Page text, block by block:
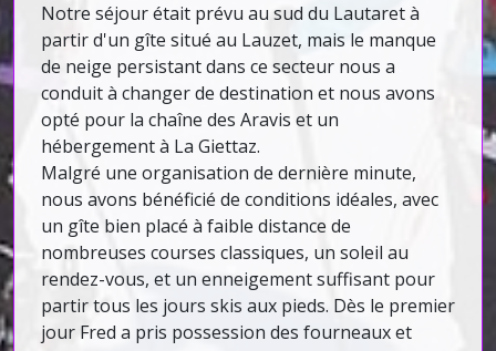
Notre séjour était prévu au sud du Lautaret à
partir d'un gîte situé au Lauzet, mais le manque
de neige persistant dans ce secteur nous a
conduit à changer de destination et nous avons
opté pour la chaîne des Aravis et un
hébergement à La Giettaz.
Malgré une organisation de dernière minute,
nous avons bénéficié de conditions idéales, avec
un gîte bien placé à faible distance de
nombreuses courses classiques, un soleil au
rendez-vous, et un enneigement suffisant pour
partir tous les jours skis aux pieds. Dès le premier
jour Fred a pris possession des fourneaux et